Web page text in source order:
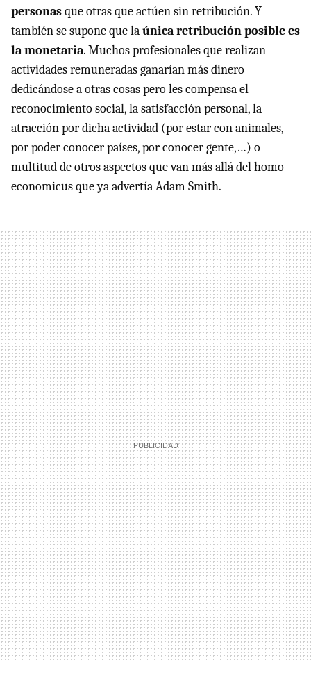
personasque otras que actúen sin retribución. Y
también se supone que laúnica retribución posible es
la monetaria. Muchos profesionales que realizan
actividades remuneradas ganarían más dinero
dedicándose a otras cosas pero les compensa el
reconocimiento social, la satisfacción personal, la
atracción por dicha actividad (por estar con animales,
por poder conocer países, por conocer gente,…) o
multitud de otros aspectos que van más allá del homo
economicus que ya advertía Adam Smith.